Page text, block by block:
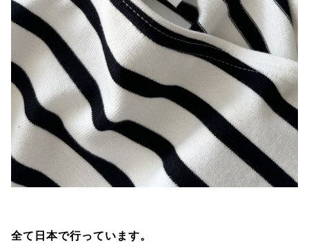
全て日本で行っています。